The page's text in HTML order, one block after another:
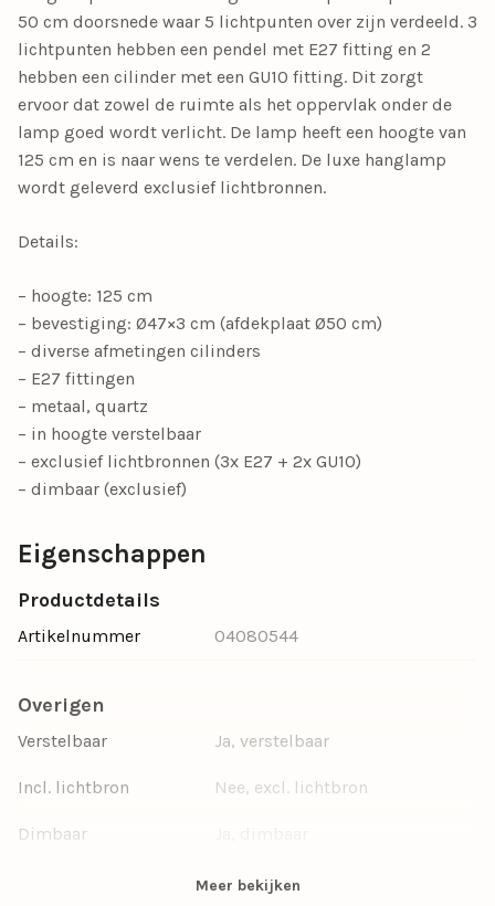
50 cm doorsnede waar 5 lichtpunten over zijn verdeeld. 3
lichtpunten hebben een pendel met E27 fitting en 2
hebben een cilinder met een GU10 fitting. Dit zorgt
ervoor dat zowel de ruimte als het oppervlak onder de
lamp goed wordt verlicht. De lamp heeft een hoogte van
125 cm en is naar wens te verdelen. De luxe hanglamp
wordt geleverd exclusief lichtbronnen.
Details:
– hoogte: 125 cm
– bevestiging: Ø47×3 cm (afdekplaat Ø50 cm)
– diverse afmetingen cilinders
– E27 fittingen
– metaal, quartz
– in hoogte verstelbaar
– exclusief lichtbronnen (3x E27 + 2x GU10)
– dimbaar (exclusief)
Eigenschappen
Productdetails
Artikelnummer 04080544
Overigen
Verstelbaar Ja, verstelbaar
Incl. lichtbron Nee, excl. lichtbron
Dimbaar
Eetkamer, Woonkamer, Keuken
Meer bekijken